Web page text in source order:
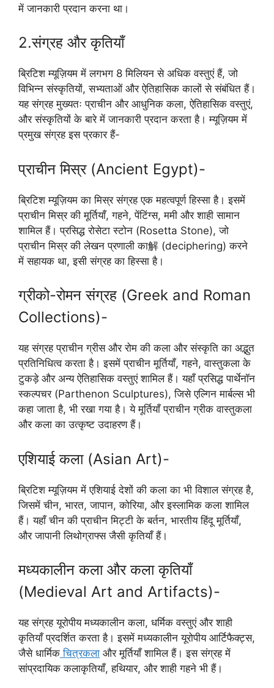
में जानकारी प्रदान करना था।
2.संग्रह और कृतियाँ
ब्रिटिश म्यूज़ियम में लगभग 8 मिलियन से अधिक वस्तुएं हैं, जो
विभिन्न संस्कृतियों, सभ्यताओं और ऐतिहासिक कालों से संबंधित हैं।
यह संग्रह मुख्यतः प्राचीन और आधुनिक कला, ऐतिहासिक वस्तुएं,
और संस्कृतियों के बारे में जानकारी प्रदान करता है। म्यूज़ियम में
प्रमुख संग्रह इस प्रकार हैं-
प्राचीन मिस्र (Ancient Egypt)-
ब्रिटिश म्यूज़ियम का मिस्र संग्रह एक महत्वपूर्ण हिस्सा है। इसमें
प्राचीन मिस्र की मूर्तियाँ, गहने, पेंटिंग्स, ममी और शाही सामान
शामिल हैं। प्रसिद्ध रोसेटा स्टोन (Rosetta Stone), जो
प्राचीन मिस्र की लेखन प्रणाली का解 (deciphering) करने
में सहायक था, इसी संग्रह का हिस्सा है।
ग्रीको-रोमन संग्रह (Greek and Roman
Collections)-
यह संग्रह प्राचीन ग्रीस और रोम की कला और संस्कृति का अद्भुत
प्रतिनिधित्व करता है। इसमें प्राचीन मूर्तियाँ, गहने, वास्तुकला के
टुकड़े और अन्य ऐतिहासिक वस्तुएं शामिल हैं। यहाँ प्रसिद्ध पार्थेनॉन
स्कल्पचर (Parthenon Sculptures), जिसे एल्गिन मार्बल्स भी
कहा जाता है, भी रखा गया है। ये मूर्तियाँ प्राचीन ग्रीक वास्तुकला
और कला का उत्कृष्ट उदाहरण हैं।
एशियाई कला (Asian Art)-
ब्रिटिश म्यूज़ियम में एशियाई देशों की कला का भी विशाल संग्रह है,
जिसमें चीन, भारत, जापान, कोरिया, और इस्लामिक कला शामिल
हैं। यहाँ चीन की प्राचीन मिट्टी के बर्तन, भारतीय हिंदू मूर्तियाँ,
और जापानी लिथोग्राफ्स जैसी कृतियाँ हैं।
मध्यकालीन कला और कला कृतियाँ
(Medieval Art and Artifacts)-
यह संग्रह यूरोपीय मध्यकालीन कला, धर्मिक वस्तुएं और शाही
कृतियाँ प्रदर्शित करता है। इसमें मध्यकालीन यूरोपीय आर्टिफैक्ट्स,
जैसे धार्मिक चित्रकला और मूर्तियाँ शामिल हैं। इस संग्रह में
सांप्रदायिक कलाकृतियाँ, हथियार, और शाही गहने भी हैं।